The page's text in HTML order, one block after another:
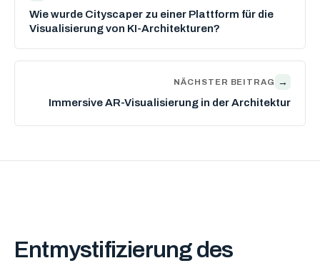
Wie wurde Cityscaper zu einer Plattform für die
Visualisierung von KI-Architekturen?
NÄCHSTER BEITRAG →
Immersive AR-Visualisierung in der Architektur
Entmystifizierung des